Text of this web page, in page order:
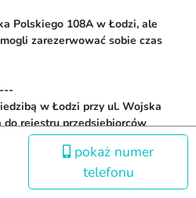
pokaż numer
telefonu
Polskiego 108A w Łodzi, ale
zarezerwować sobie czas
w Łodzi przy ul. Wojska
rejestru przedsiębiorców
dla Łodzi-Śródmieście w
Krajowego Rejestru Sądowego
NIP: 7010985691, REGON:
zakładowego 38 400,00 zł.